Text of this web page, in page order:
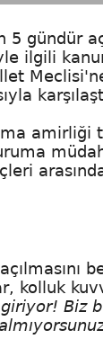
gündür
ilgili
amirliği
kolluk
Biz